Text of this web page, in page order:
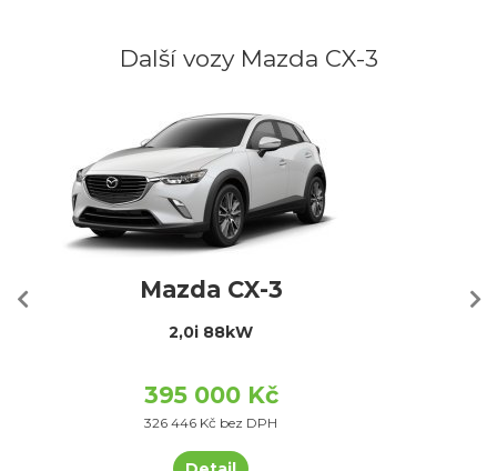
Další vozy Mazda CX-3
Mazda CX-3
2,0i 88kW
395 000 Kč
326 446 Kč bez DPH